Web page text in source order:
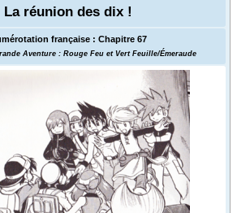
La réunion des dix !
française : Chapitre 67
Aventure : Rouge Feu et Vert Feuille/Émeraude